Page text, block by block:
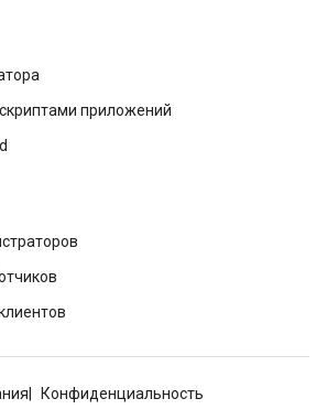
приложений
Конфиденциальность